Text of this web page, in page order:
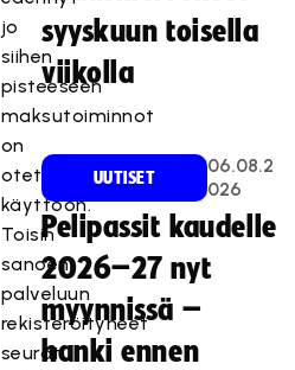
jo
siihen
pisteeseen
maksutoiminnot
on
otettu
käyttöön.
Toisin
sanoen
palveluun
rekisteröityneet
seurat
syyskuun toisella
viikolla
UUTISET
06.08.2
026
Pelipassit kaudelle
2026–27 nyt
myynnissä –
hanki ennen